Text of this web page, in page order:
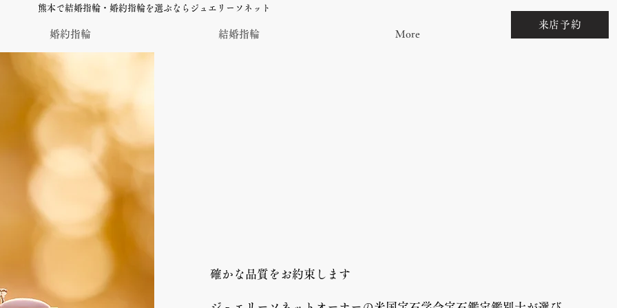
熊本で結婚指輪・婚約指輪を選ぶならジュエリーソネット
婚約指輪 結婚指輪 More
来店予約
確かな品質をお約束します